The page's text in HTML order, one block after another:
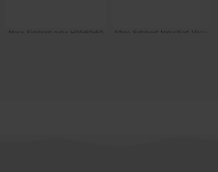
Mesa, Sidebord, natur, H34x60x60
Altino, Sofabord, Natur/Sort, Vildeg,